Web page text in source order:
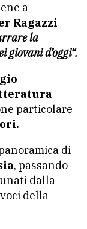
a
Ragazzi
la
giovani d’oggi“.
particolare
di
, passando
dalla
della